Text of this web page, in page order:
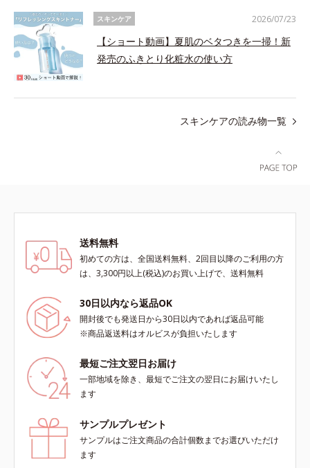
スキンケア
【ショート動画】夏肌のベタつきを一掃！新
発売のふきとり化粧水の使い方
2026/07/23
スキンケアの読み物一覧
送料無料
初めての方は、全国送料無料、2回目以降のご利用の方
は、3,300円以上(税込)のお買い上げで、送料無料
30日以内なら返品OK
開封後でも発送日から30日以内であれば返品可能
※商品返送料はオルビスが負担いたします
最短ご注文翌日お届け
一部地域を除き、最短でご注文の翌日にお届けいたし
ます
サンプルプレゼント
サンプルはご注文商品の合計個数までお選びいただけ
ます